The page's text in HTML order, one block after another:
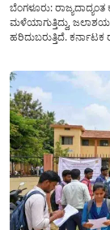
ಬೆಂಗಳೂರು:
ಮಳೆಯಾಗುತ್ತಿದ್ದು,
ಹರಿದುಬರುತ್ತಿದೆ. ಕರ್ನಾಟಕ